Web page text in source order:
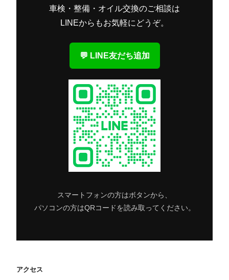
車検・整備・オイル交換のご相談は
LINEからもお気軽にどうぞ。
💬 LINE友だち追加
スマートフォンの方はボタンから、
パソコンの方はQRコードを読み取ってください。
アクセス